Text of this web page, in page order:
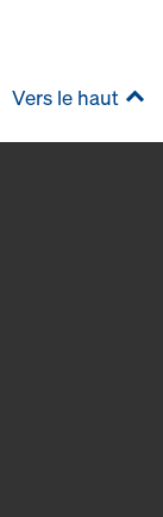
Vers le haut